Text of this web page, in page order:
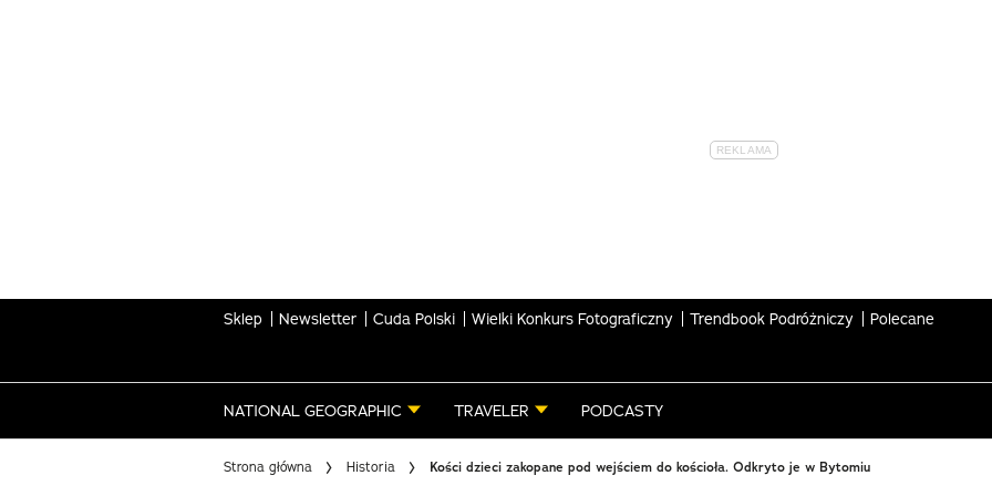
Sklep Newsletter Cuda Polski Wielki Konkurs Fotograficzny Trendbook Podróżniczy Polecane
NATIONAL GEOGRAPHIC TRAVELER PODCASTY
Strona główna Historia Kości dzieci zakopane pod wejściem do kościoła. Odkryto je w Bytomiu